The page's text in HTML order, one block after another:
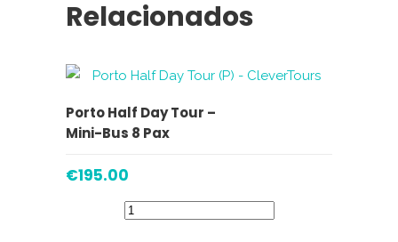
Relacionados
VER OPÇÕES
Porto Half Day Tour –
Mini-Bus 8 Pax
€195.00